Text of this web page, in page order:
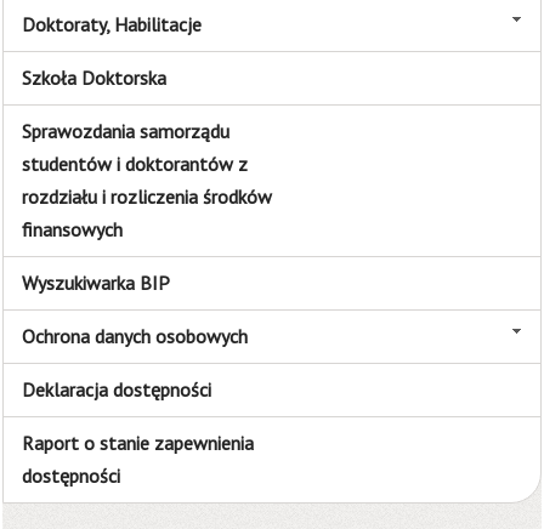
Doktoraty, Habilitacje
Szkoła Doktorska
Sprawozdania samorządu
studentów i doktorantów z
rozdziału i rozliczenia środków
finansowych
Wyszukiwarka BIP
Ochrona danych osobowych
Deklaracja dostępności
Raport o stanie zapewnienia
dostępności